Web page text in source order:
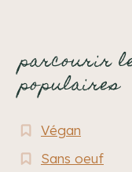
parcourir
populaires
Végan
Sans oeuf